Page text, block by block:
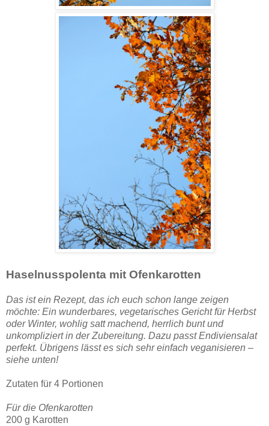
Haselnusspolenta mit Ofenkarotten
Das ist ein Rezept, das ich euch schon lange zeigen
möchte: Ein wunderbares, vegetarisches Gericht für Herbst
oder Winter, wohlig satt machend, herrlich bunt und
unkompliziert in der Zubereitung. Dazu passt Endiviensalat
perfekt. Übrigens lässt es sich sehr einfach veganisieren –
siehe unten!
Zutaten für 4 Portionen
Für die Ofenkarotten
200 g Karotten